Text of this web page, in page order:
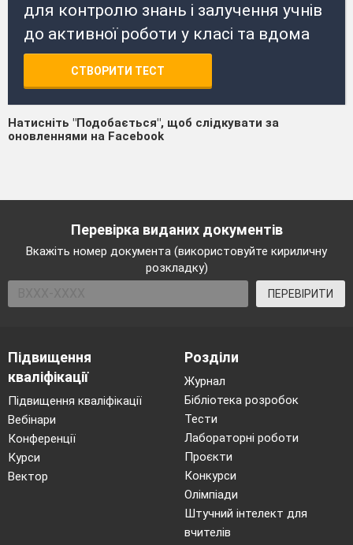
для контролю знань і залучення учнів
до активної роботи у класі та вдома
СТВОРИТИ ТЕСТ
Натисніть "Подобається", щоб слідкувати за
оновленнями на Facebook
Перевірка виданих документів
Вкажіть номер документа (використовуйте кириличну
розкладку)
ПЕРЕВІРИТИ
Підвищення
кваліфікації
Підвищення кваліфікації
Вебінари
Конференції
Курси
Вектор
Розділи
Журнал
Бібліотека розробок
Тести
Лабораторні роботи
Проєкти
Конкурси
Олімпіади
Штучний інтелект для
вчителів